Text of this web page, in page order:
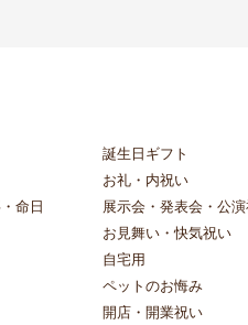
誕生日ギフト
お礼・内祝い
命日
展示会・発表会・公
お見舞い・快気祝い
自宅用
ペットのお悔み
開店・開業祝い